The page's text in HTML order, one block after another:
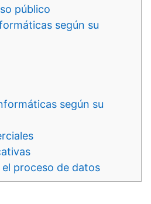
público
según su
según su
el proceso de datos